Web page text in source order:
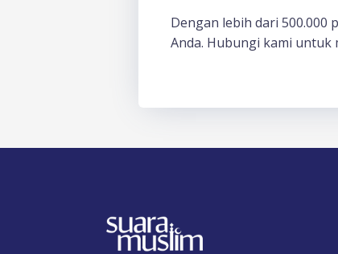
Dengan lebih dari 500.000
Anda. Hubungi kami untuk